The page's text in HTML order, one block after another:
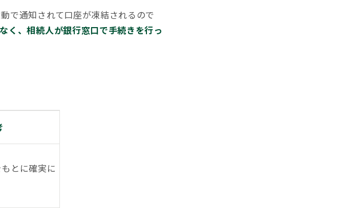
で通知されて口座が凍結されるので
く、相続人が銀行窓口で手続きを行っ
とに確実に